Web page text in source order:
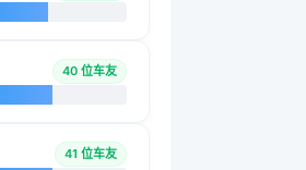
40 位车友
41 位车友